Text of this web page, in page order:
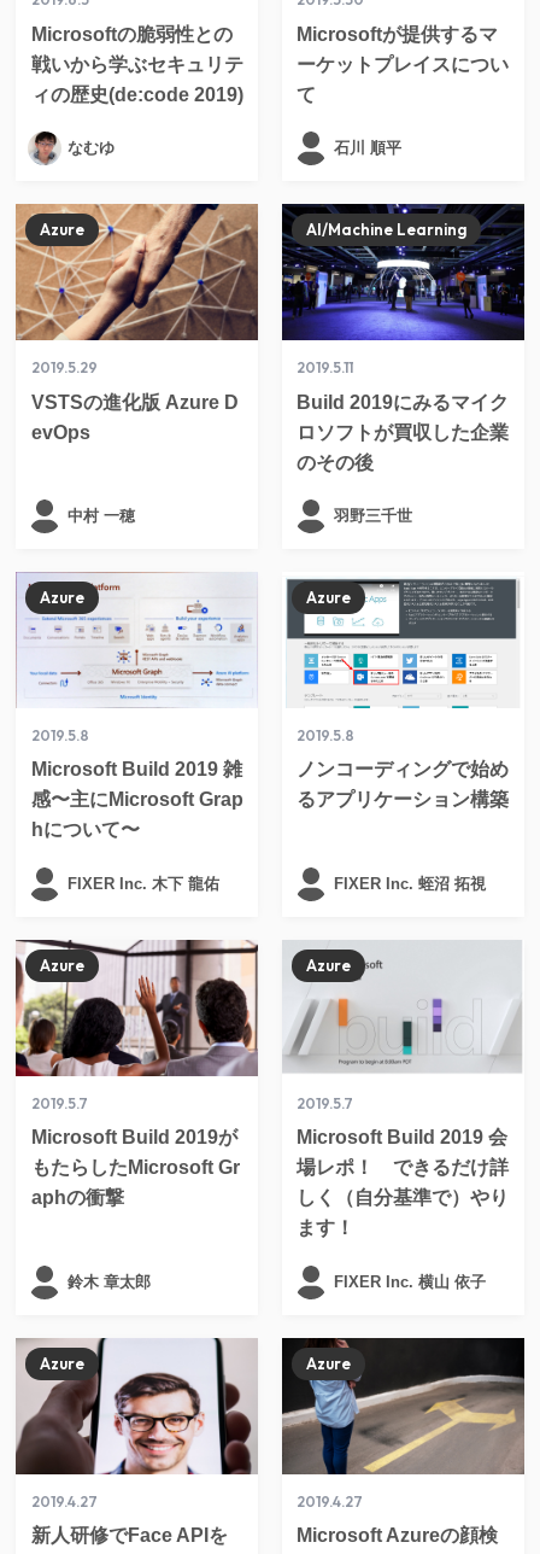
Microsoftの脆弱性との
戦いから学ぶセキュリテ
ィの歴史(de:code 2019)
なむゆ
Microsoftが提供するマ
ーケットプレイスについ
て
石川 順平
2019.5.29
VSTSの進化版 Azure D
evOps
Azure
中村 一穂
2019.5.11
Build 2019にみるマイク
ロソフトが買収した企業
のその後
AI/Machine Learning
羽野三千世
2019.5.8
Microsoft Build 2019 雑
感〜主にMicrosoft Grap
hについて〜
Azure
FIXER Inc. 木下 龍佑
2019.5.8
ノンコーディングで始め
るアプリケーション構築
Azure
FIXER Inc. 蛭沼 拓視
2019.5.7
Microsoft Build 2019が
もたらしたMicrosoft Gr
aphの衝撃
Azure
鈴木 章太郎
2019.5.7
Microsoft Build 2019 会
場レポ！ できるだけ詳
しく（自分基準で）やり
ます！
Azure
FIXER Inc. 横山 依子
2019.4.27
新人研修でFace APIを
Azure
2019.4.27
Microsoft Azureの顔検
Azure